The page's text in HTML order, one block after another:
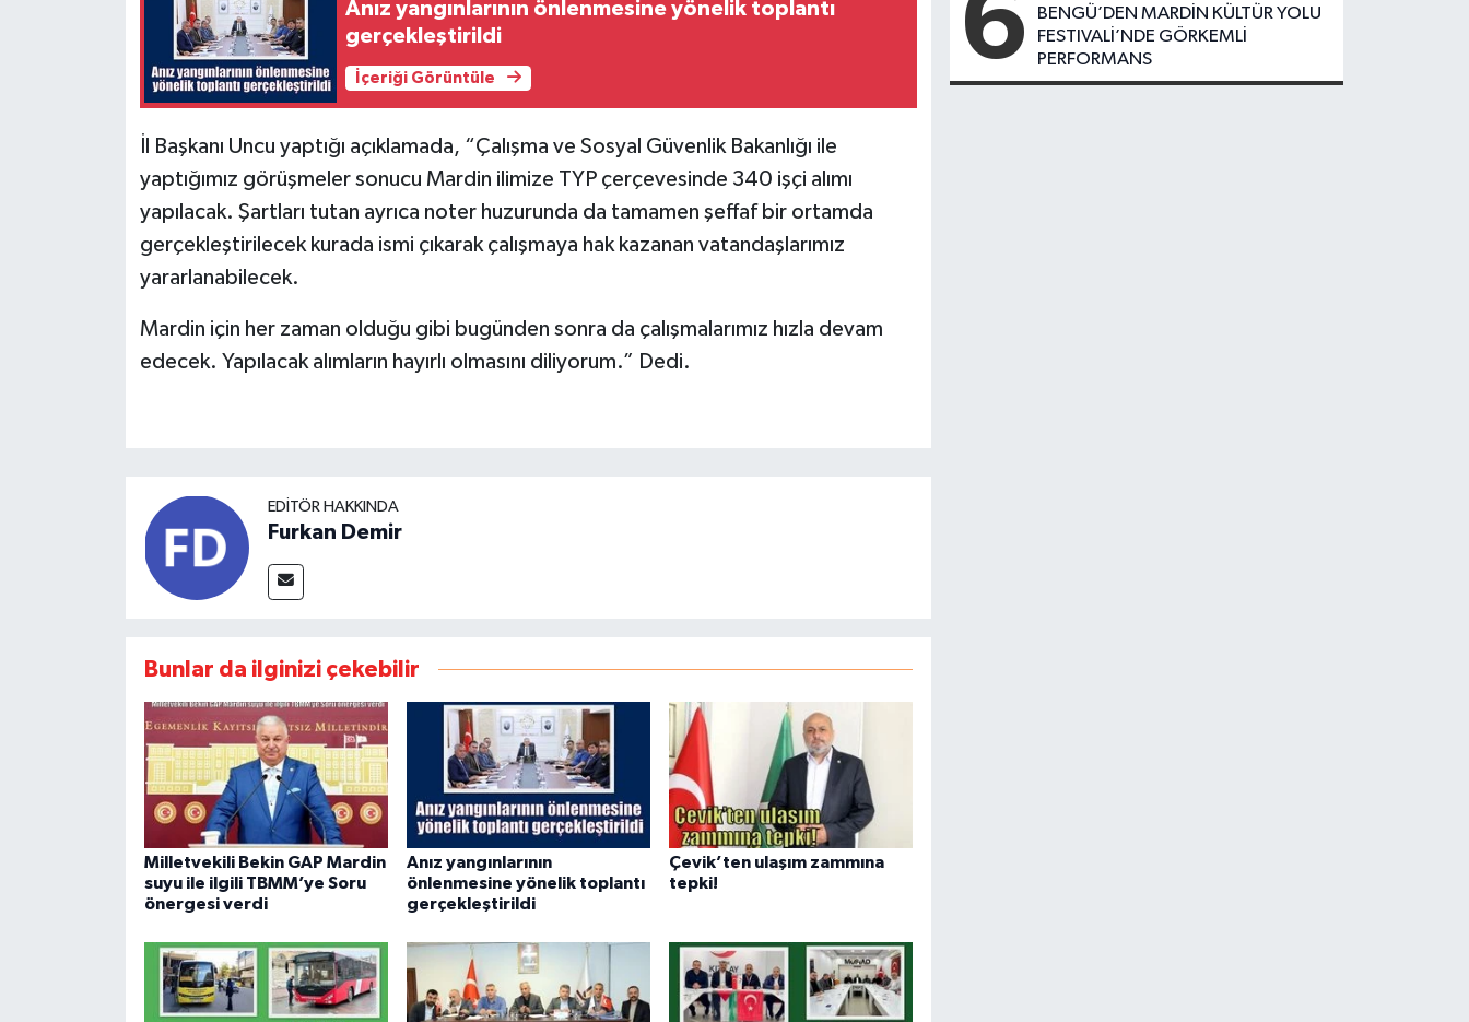
Anız yangınlarının önlenmesine yönelik toplantı
gerçekleştirildi
İçeriği Görüntüle
İl Başkanı Uncu yaptığı açıklamada, “Çalışma ve Sosyal Güvenlik Bakanlığı ile
yaptığımız görüşmeler sonucu Mardin ilimize TYP çerçevesinde 340 işçi alımı
yapılacak. Şartları tutan ayrıca noter huzurunda da tamamen şeffaf bir ortamda
gerçekleştirilecek kurada ismi çıkarak çalışmaya hak kazanan vatandaşlarımız
yararlanabilecek.
Mardin için her zaman olduğu gibi bugünden sonra da çalışmalarımız hızla devam
edecek. Yapılacak alımların hayırlı olmasını diliyorum.” Dedi.
EDITÖR HAKKINDA
Furkan Demir
Bunlar da ilginizi çekebilir
Milletvekili Bekin GAP Mardin
suyu ile ilgili TBMM’ye Soru
önergesi verdi
Anız yangınlarının
önlenmesine yönelik toplantı
gerçekleştirildi
Çevik’ten ulaşım zammına
tepki!
6
BENGÜ’DEN MARDİN KÜLTÜR YOLU
FESTIVALİ’NDE GÖRKEMLİ
PERFORMANS